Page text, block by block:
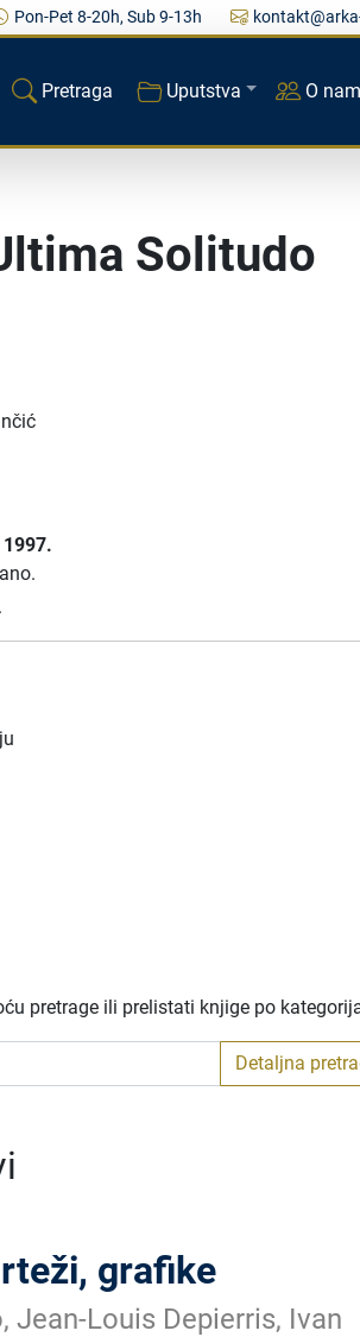
Pon-Pet 8-20h, Sub 9-13h
Pretraga Uputstva O
Solitudo
1997.
pretrage ili prelistati knjige po
Detaljna
grafike
Jean-Louis Depierris, Ivan